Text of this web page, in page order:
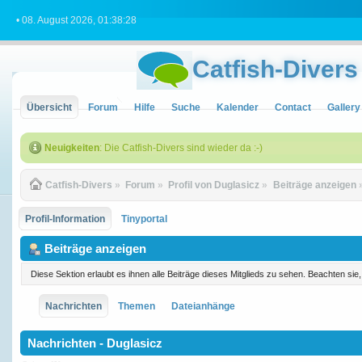
• 08. August 2026, 01:38:28
Catfish-Divers
Übersicht Forum Hilfe Suche Kalender Contact Gallery
Neuigkeiten: Die Catfish-Divers sind wieder da :-)
Catfish-Divers » Forum » Profil von Duglasicz » Beiträge anzeigen
Profil-Information Tinyportal
Beiträge anzeigen
Diese Sektion erlaubt es ihnen alle Beiträge dieses Mitglieds zu sehen. Beachten
Nachrichten Themen Dateianhänge
Nachrichten - Duglasicz